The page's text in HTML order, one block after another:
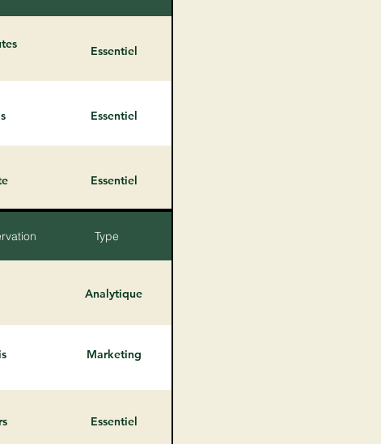
Essentiel
Essentiel
Essentiel
Type
Analytique
Essentiel
Marketing